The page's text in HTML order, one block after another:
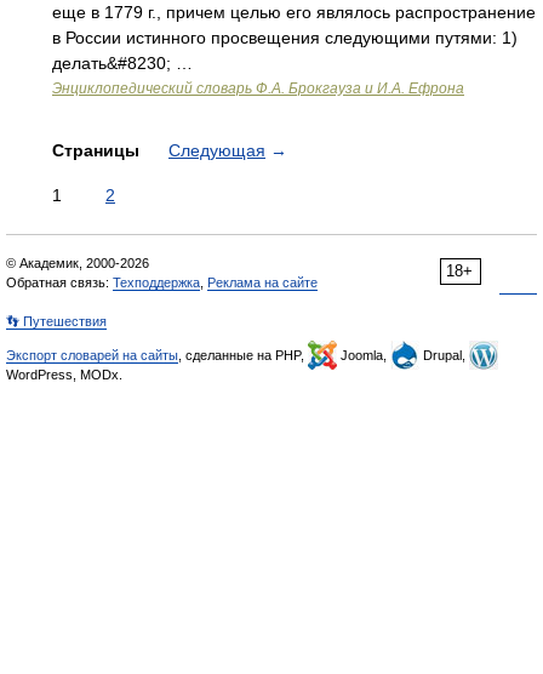
еще в 1779 г., причем целью его являлось распространение
в России истинного просвещения следующими путями: 1)
делать&#8230; …
Энциклопедический словарь Ф.А. Брокгауза и И.А. Ефрона
Страницы Следующая →
1 2
18+
© Академик, 2000-2026
Обратная связь: Техподдержка Реклама на сайте
👣 Путешествия
Экспорт словарей на сайты , сделанные на PHP, Joomla,
Drupal,
WordPress, MODx.